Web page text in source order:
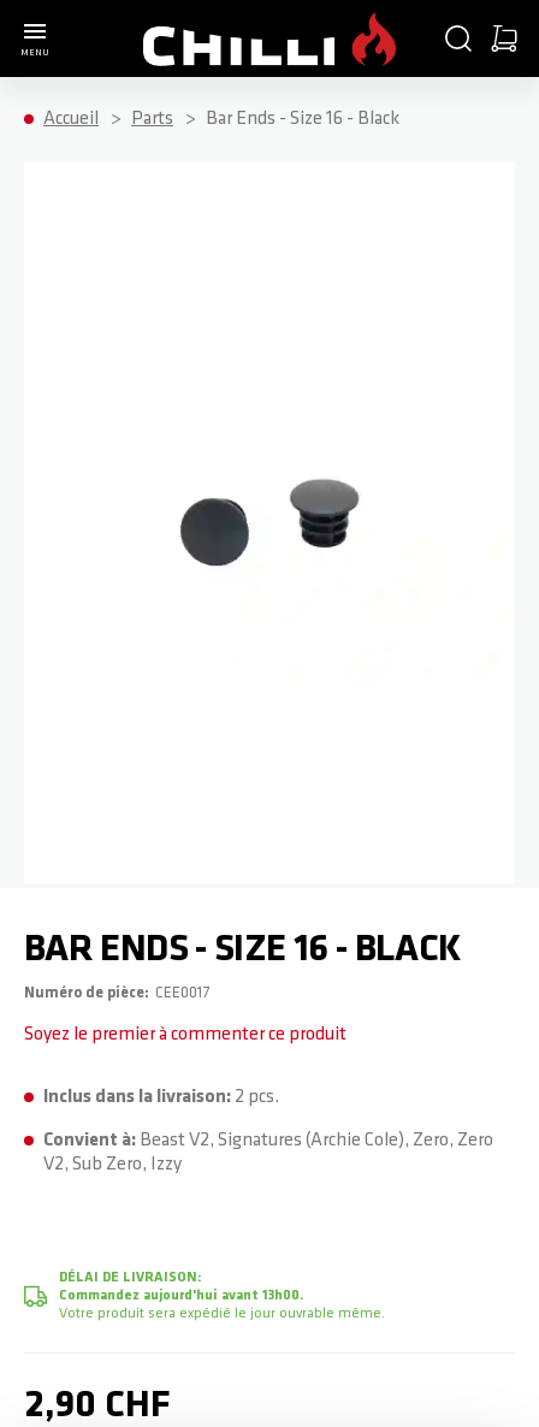
MENU
CHERCHER
Accueil Parts Bar Ends - Size 16 - Black
BAR ENDS - SIZE 16 - BLACK
Numéro de pièce CEE0017
Soyez le premier à commenter ce produit
Inclus dans la livraison: 2 pcs.
Convient à: Beast V2, Signatures (Archie Cole), Zero, Zero
V2, Sub Zero, Izzy
DÉLAI DE LIVRAISON:
Commandez aujourd'hui avant 13h00.
Votre produit sera expédié le jour ouvrable même.
2,90 CHF